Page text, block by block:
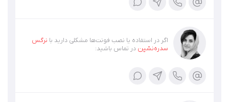
اگر در استفاده یا نصب فونت‌ها مشکلی دارید با نرگس
سدره‌‌نشین در تماس باشید: